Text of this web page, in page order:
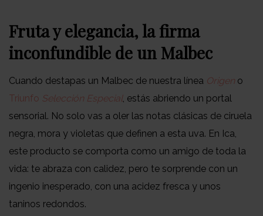
Fruta y elegancia, la firma
inconfundible de un Malbec
Cuando destapas un Malbec de nuestra línea Origen o
Triunfo Selección Especial, estás abriendo un portal
sensorial. No solo vas a oler las notas clásicas de ciruela
negra, mora y violetas que definen a esta uva. En Ica,
este producto se comporta como un amigo de toda la
vida: te abraza con calidez, pero te sorprende con un
ingenio inesperado, con una acidez fresca y unos
taninos redondos.